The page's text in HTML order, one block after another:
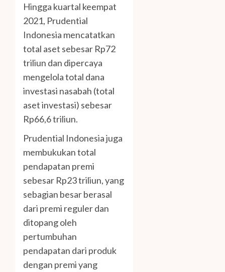
Hingga kuartal keempat
2021, Prudential
Indonesia mencatatkan
total aset sebesar Rp72
triliun dan dipercaya
mengelola total dana
investasi nasabah (total
aset investasi) sebesar
Rp66,6 triliun.
Prudential Indonesia juga
membukukan total
pendapatan premi
sebesar Rp23 triliun, yang
sebagian besar berasal
dari premi reguler dan
ditopang oleh
pertumbuhan
pendapatan dari produk
dengan premi yang